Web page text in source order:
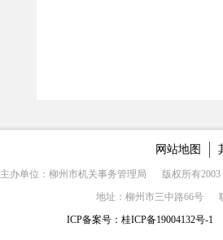
网站地图
主办单位：柳州市机关事务管理局
版权所有
地址：柳州市三中路66号
ICP备案号：桂ICP备19004132号-1